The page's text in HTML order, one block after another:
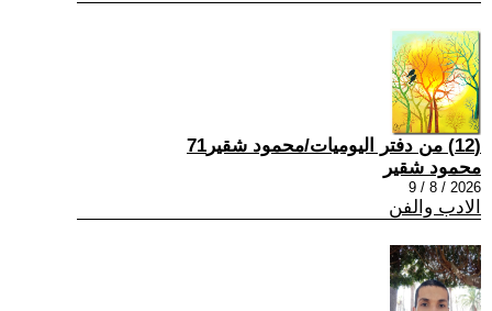
(12) من دفتر اليوميات/محمود شقير71
محمود شقير
2026 / 8 / 9
الادب والفن